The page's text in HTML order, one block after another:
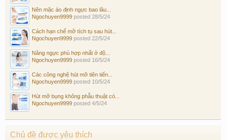
Nên mặc áo định ngực bao lâu...
Ngochuyen9999 posted 28/5/24
Cách hạn chế mỡ tích tụ sau hút...
Ngochuyen9999 posted 22/5/24
Nâng ngực phù hợp nhất ở độ...
Ngochuyen9999 posted 16/5/24
Các công nghệ hút mỡ tiên tiến...
Ngochuyen9999 posted 10/5/24
Hút mỡ bụng không phẫu thuật có...
Ngochuyen9999 posted 4/5/24
Chủ đề được yêu thích